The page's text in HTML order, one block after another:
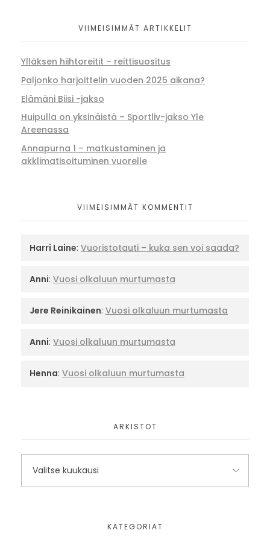
VIIMEISIMMÄT ARTIKKELIT
Ylläksen hiihtoreitit – reittisuositus
Paljonko harjoittelin vuoden 2025 aikana?
Elämäni Biisi -jakso
Huipulla on yksinäistä – Sportliv-jakso Yle
Areenassa
Annapurna 1 – matkustaminen ja
akklimatisoituminen vuorelle
VIIMEISIMMÄT KOMMENTIT
Harri Laine: Vuoristotauti – kuka sen voi saada?
Anni: Vuosi olkaluun murtumasta
Jere Reinikainen: Vuosi olkaluun murtumasta
Anni: Vuosi olkaluun murtumasta
Henna: Vuosi olkaluun murtumasta
ARKISTOT
KATEGORIAT